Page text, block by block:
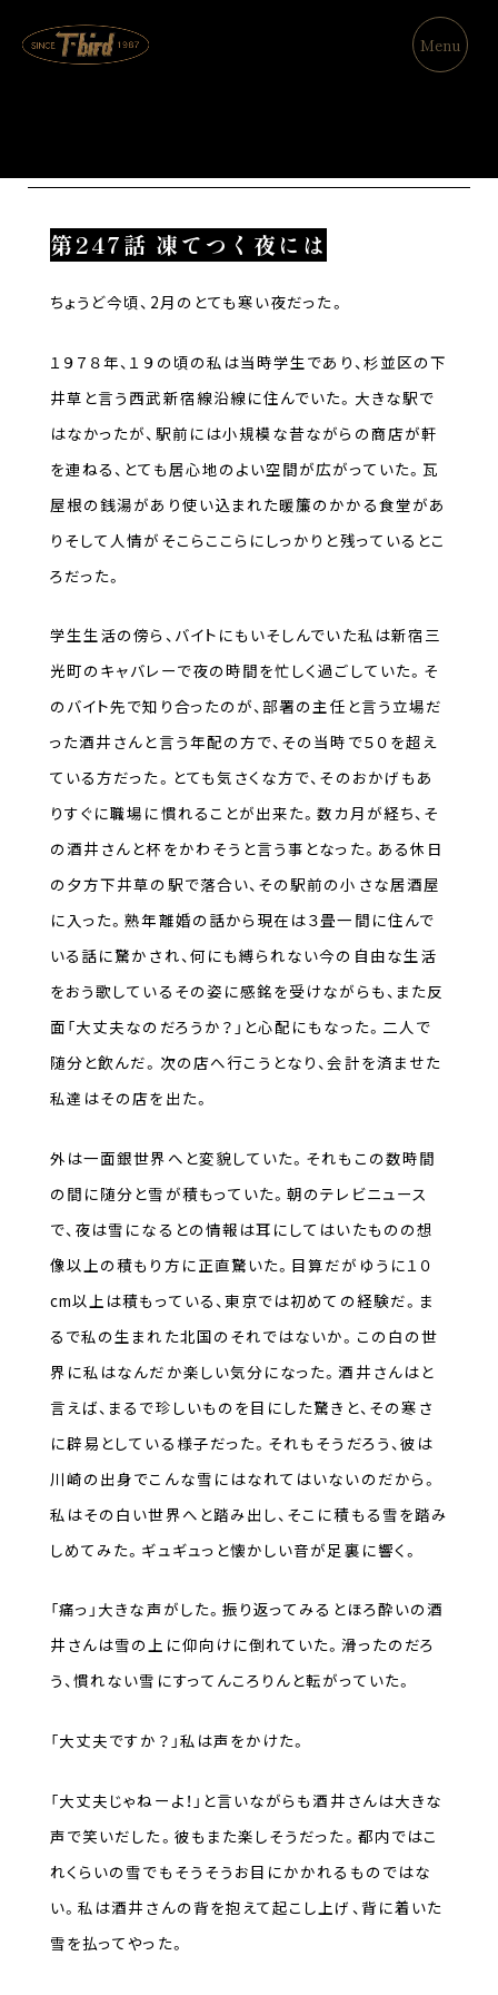
Menu
第247話 凍てつく夜には
ちょうど今頃、2月のとても寒い夜だった。
１９７８年、１９の頃の私は当時学生であり、杉並区の下
井草と言う西武新宿線沿線に住んでいた。大きな駅で
はなかったが、駅前には小規模な昔ながらの商店が軒
を連ねる、とても居心地のよい空間が広がっていた。瓦
屋根の銭湯があり使い込まれた暖簾のかかる食堂があ
りそして人情がそこらここらにしっかりと残っているとこ
ろだった。
学生生活の傍ら、バイトにもいそしんでいた私は新宿三
光町のキャバレーで夜の時間を忙しく過ごしていた。そ
のバイト先で知り合ったのが、部署の主任と言う立場だ
った酒井さんと言う年配の方で、その当時で５０を超え
ている方だった。とても気さくな方で、そのおかげもあ
りすぐに職場に慣れることが出来た。数カ月が経ち、そ
の酒井さんと杯をかわそうと言う事となった。ある休日
の夕方下井草の駅で落合い、その駅前の小さな居酒屋
に入った。熟年離婚の話から現在は３畳一間に住んで
いる話に驚かされ、何にも縛られない今の自由な生活
をおう歌しているその姿に感銘を受けながらも、また反
面「大丈夫なのだろうか？」と心配にもなった。二人で
随分と飲んだ。次の店へ行こうとなり、会計を済ませた
私達はその店を出た。
外は一面銀世界へと変貌していた。それもこの数時間
の間に随分と雪が積もっていた。朝のテレビニュース
で、夜は雪になるとの情報は耳にしてはいたものの想
像以上の積もり方に正直驚いた。目算だがゆうに１０
cm以上は積もっている、東京では初めての経験だ。ま
るで私の生まれた北国のそれではないか。この白の世
界に私はなんだか楽しい気分になった。酒井さんはと
言えば、まるで珍しいものを目にした驚きと、その寒さ
に辟易としている様子だった。それもそうだろう、彼は
川崎の出身でこんな雪にはなれてはいないのだから。
私はその白い世界へと踏み出し、そこに積もる雪を踏み
しめてみた。ギュギュっと懐かしい音が足裏に響く。
「痛っ」大きな声がした。振り返ってみるとほろ酔いの酒
井さんは雪の上に仰向けに倒れていた。滑ったのだろ
う、慣れない雪にすってんころりんと転がっていた。
「大丈夫ですか？」私は声をかけた。
「大丈夫じゃねーよ！」と言いながらも酒井さんは大きな
声で笑いだした。彼もまた楽しそうだった。都内ではこ
れくらいの雪でもそうそうお目にかかれるものではな
い。私は酒井さんの背を抱えて起こし上げ、背に着いた
雪を払ってやった。